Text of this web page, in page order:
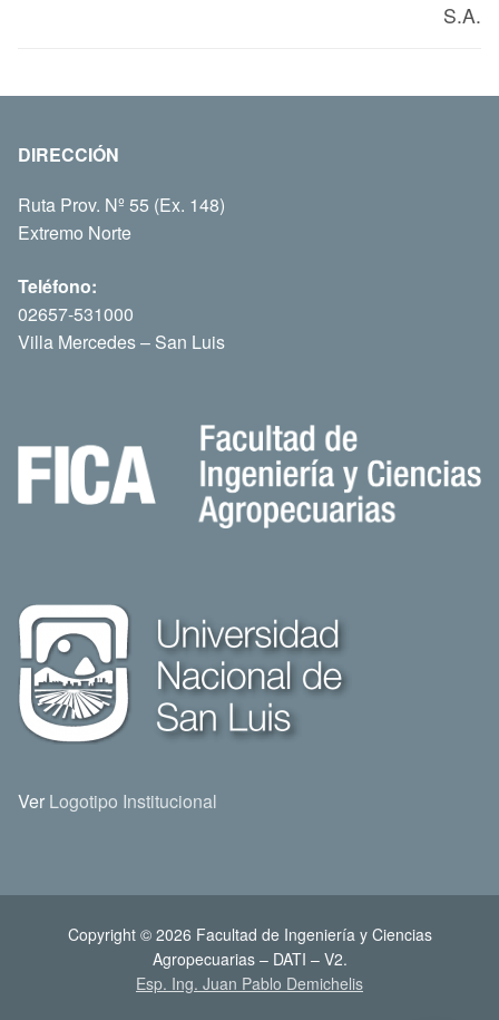
S.A.
DIRECCIÓN
Ruta Prov. Nº 55 (Ex. 148)
Extremo Norte
Teléfono:
02657-531000
Villa Mercedes – San Luis
Ver Logotipo Institucional
Copyright © 2026 Facultad de Ingeniería y Ciencias
Agropecuarias – DATI – V2.
Esp. Ing. Juan Pablo Demichelis